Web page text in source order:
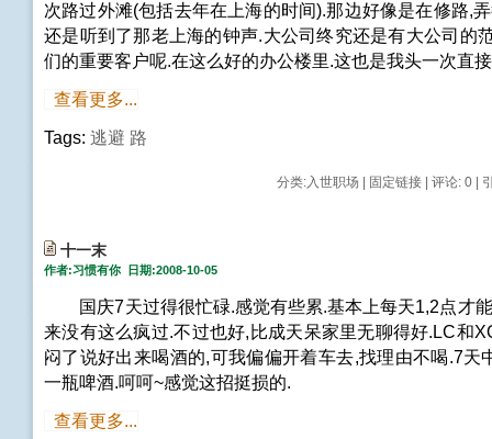
次路过外滩(包括去年在上海的时间).那边好像是在修路,
还是听到了那老上海的钟声.大公司终究还是有大公司的
们的重要客户呢.在这么好的办公楼里.这也是我头一次直
查看更多...
Tags: 逃避 路
分类:入世职场 固定链接 评论: 0 |
十一末
作者:习惯有你 日期:2008-10-05
国庆7天过得很忙碌.感觉有些累.基本上每天1,2点才能
来没有这么疯过.不过也好,比成天呆家里无聊得好.LC和
闷了说好出来喝酒的,可我偏偏开着车去,找理由不喝.7天
一瓶啤酒.呵呵~感觉这招挺损的.
查看更多...